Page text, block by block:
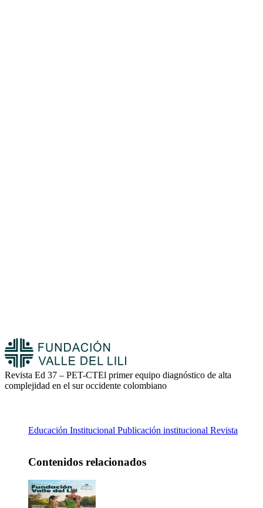
Revista Ed 37 – PET-CTEl primer equipo diagnóstico de alta
complejidad en el sur occidente colombiano
Educación Institucional Publicación institucional Revista
Contenidos relacionados